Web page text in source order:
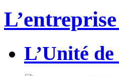
L’Unité